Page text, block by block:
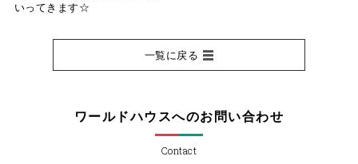
いってきます☆
一覧に戻る
ワールドハウスへのお問い合わせ
Contact